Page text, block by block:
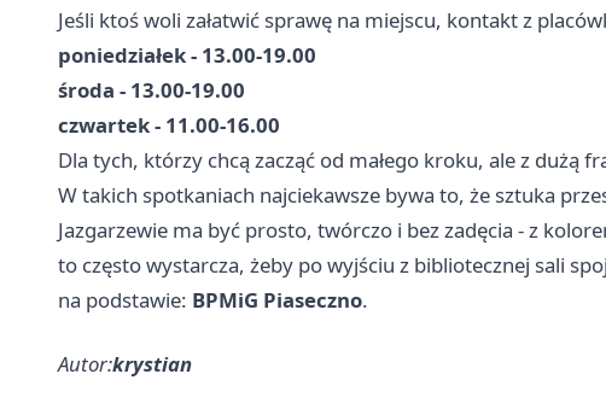
Jeśli ktoś woli załatwić sprawę na miejscu, kontakt z
poniedziałek - 13.00-19.00
środa - 13.00-19.00
czwartek - 11.00-16.00
Dla tych, którzy chcą zacząć od małego kroku, ale z dużą
W takich spotkaniach najciekawsze bywa to, że sztuka
Jazgarzewie ma być prosto, twórczo i bez zadęcia - z
to często wystarcza, żeby po wyjściu z bibliotecznej sali
na podstawie: BPMiG Piaseczno.
Autor:krystian